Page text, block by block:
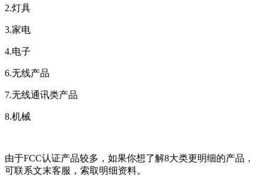
2.灯具
3.家电
4.电子
6.无线产品
7.无线通讯类产品
8.机械
由于FCC认证产品较多，如果你想了解8大类更明细的产品，
可联系文末客服，索取明细资料。